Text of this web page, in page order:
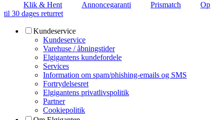
Klik & Hent Annoncegaranti Prismatch
Op
til 30 dages returret
Kundeservice
Kundeservice
Varehuse / åbningstider
Elgigantens kundefordele
Services
Information om spam/phishing-emails og SMS
Fortrydelsesret
Elgigantens privatlivspolitik
Partner
Cookiepolitik